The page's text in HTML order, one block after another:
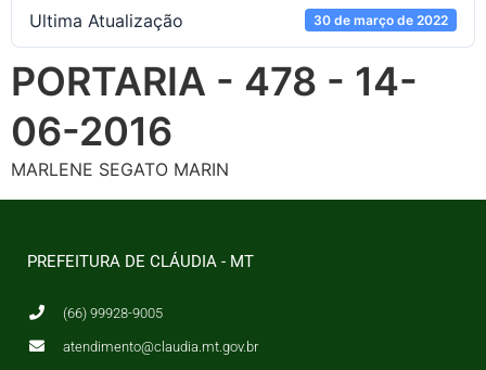
Ultima Atualização 30 de março de 2022
PORTARIA - 478 - 14-
06-2016
MARLENE SEGATO MARIN
PREFEITURA DE CLÁUDIA - MT
(66) 99928-9005
atendimento@claudia.mt.gov.br